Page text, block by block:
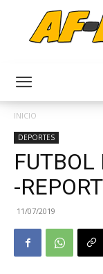
INICIO
DEPORTES
-
11/07/2019